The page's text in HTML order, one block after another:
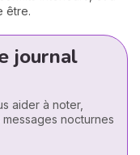
être.
journal
aider à noter,
nocturnes